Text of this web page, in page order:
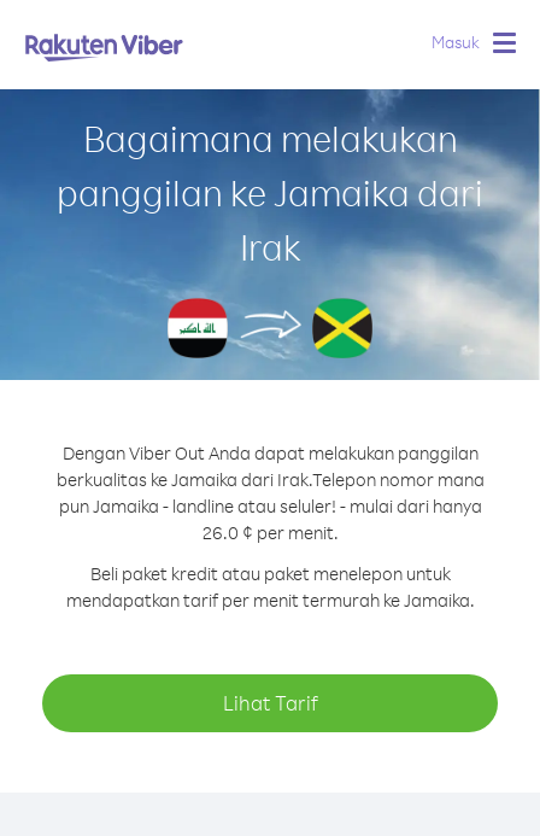
Masuk
Bagaimana melakukan
panggilan ke Jamaika dari
Irak
Dengan Viber Out Anda dapat melakukan panggilan
berkualitas ke Jamaika dari Irak.Telepon nomor mana
pun Jamaika - landline atau seluler! - mulai dari hanya
26.0 ¢ per menit.
Beli paket kredit atau paket menelepon untuk
mendapatkan tarif per menit termurah ke Jamaika.
Lihat Tarif